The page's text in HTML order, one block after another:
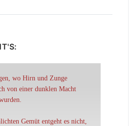
wo Hirn und Zunge
von einer dunklen Macht
Gemüt entgeht es nicht,